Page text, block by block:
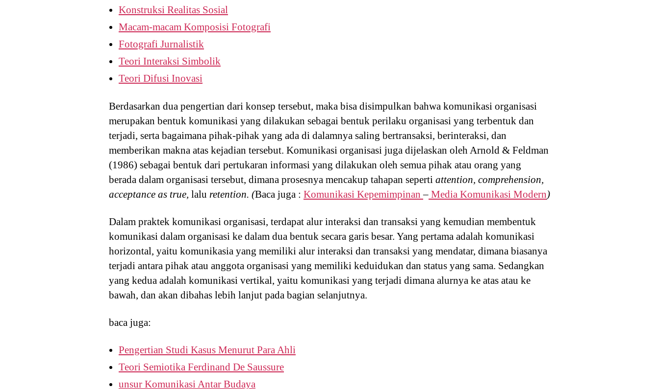
Konstruksi Realitas Sosial
Macam-macam Komposisi Fotografi
Fotografi Jurnalistik
Teori Interaksi Simbolik
Teori Difusi Inovasi
Berdasarkan dua pengertian dari konsep tersebut, maka bisa disimpulkan bahwa komunikasi organisasi
merupakan bentuk komunikasi yang dilakukan sebagai bentuk perilaku organisasi yang terbentuk dan
terjadi, serta bagaimana pihak-pihak yang ada di dalamnya saling bertransaksi, berinteraksi, dan
memberikan makna atas kejadian tersebut. Komunikasi organisasi juga dijelaskan oleh Arnold & Feldman
(1986) sebagai bentuk dari pertukaran informasi yang dilakukan oleh semua pihak atau orang yang
berada dalam organisasi tersebut, dimana prosesnya mencakup tahapan seperti attention, comprehension,
acceptance as true, lalu retention. (Baca juga : Komunikasi Kepemimpinan– Media Komunikasi Modern)
Dalam praktek komunikasi organisasi, terdapat alur interaksi dan transaksi yang kemudian membentuk
komunikasi dalam organisasi ke dalam dua bentuk secara garis besar. Yang pertama adalah komunikasi
horizontal, yaitu komunikasia yang memiliki alur interaksi dan transaksi yang mendatar, dimana biasanya
terjadi antara pihak atau anggota organisasi yang memiliki keduidukan dan status yang sama. Sedangkan
yang kedua adalah komunikasi vertikal, yaitu komunikasi yang terjadi dimana alurnya ke atas atau ke
bawah, dan akan dibahas lebih lanjut pada bagian selanjutnya.
baca juga:
Pengertian Studi Kasus Menurut Para Ahli
Teori Semiotika Ferdinand De Saussure
unsur Komunikasi Antar Budaya